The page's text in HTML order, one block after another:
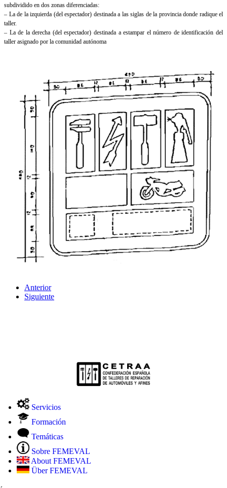
subdividido en dos zonas diferenciadas:
– La de la izquierda (del espectador) destinada a las siglas de la provincia donde radique el
taller.
– La de la derecha (del espectador) destinada a estampar el número de identificación del
taller asignado por la comunidad autónoma
Anterior
Siguiente
Servicios
Formación
Temáticas
Sobre FEMEVAL
About FEMEVAL
Über FEMEVAL